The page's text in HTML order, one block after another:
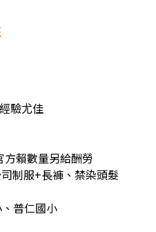
驗尤佳
方賴數量另給酬勞
制服+長褲、禁染頭髮
普仁國小